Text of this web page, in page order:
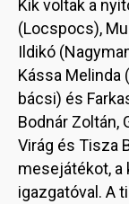
Kik voltak a
(Locspocs),
Ildikó
Kássa Melinda
bácsi) és
Bodnár Zoltán,
Virág és Tisza
mesejátékot, a
igazgatóval. A